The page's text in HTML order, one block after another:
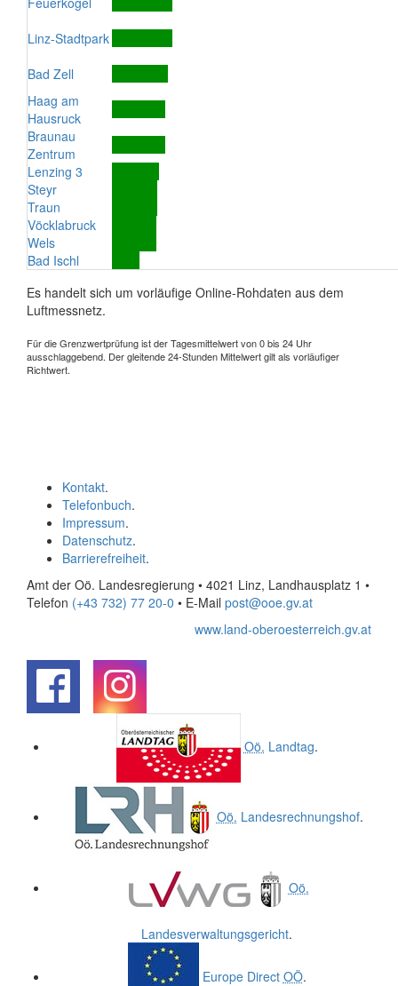
Linz-Stadtpark
Bad Zell
Haag am
Hausruck
Braunau
Zentrum
Lenzing 3
Steyr
Traun
Vöcklabruck
Wels
Bad Ischl
Es handelt sich um vorläufige Online-Rohdaten aus dem
Luftmessnetz.
Für die Grenzwertprüfung ist der Tagesmittelwert von 0 bis 24 Uhr
ausschlaggebend. Der gleitende 24-Stunden Mittelwert gilt als vorläufiger
Richtwert.
Kontakt.
Telefonbuch.
Impressum.
Datenschutz.
Barrierefreiheit.
Amt der Oö. Landesregierung • 4021 Linz, Landhausplatz 1 •
Telefon (+43 732) 77 20-0 • E-Mail post@ooe.gv.at
www.land-oberoesterreich.gv.at
Oö. Landtag.
Oö. Landesrechnungshof.
Oö.
Landesverwaltungsgericht.
Europe Direct OÖ.